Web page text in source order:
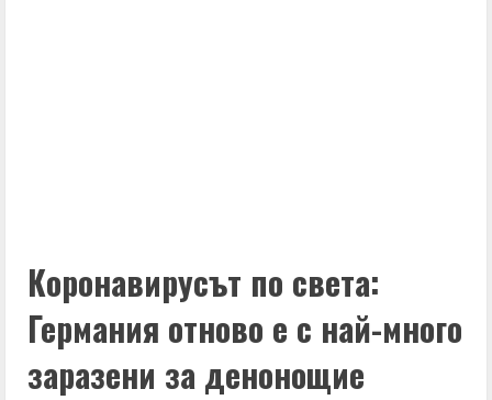
Коронавирусът по света:
Германия отново е с най-много
заразени за денонощие